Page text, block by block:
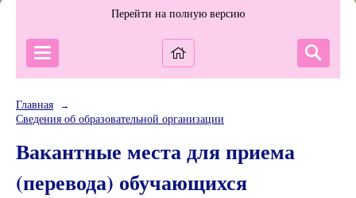
Перейти на полную версию
Главная →
Сведения об образовательной организации
Вакантные места для приема
(перевода) обучающихся